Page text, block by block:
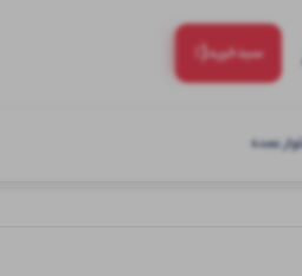
سبد‌خرید(:
عمده